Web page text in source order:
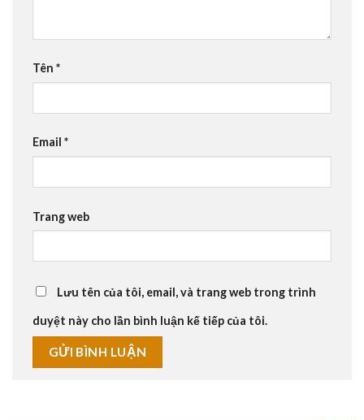
Tên *
Email *
Trang web
Lưu tên của tôi, email, và trang web trong trình
duyệt này cho lần bình luận kế tiếp của tôi.